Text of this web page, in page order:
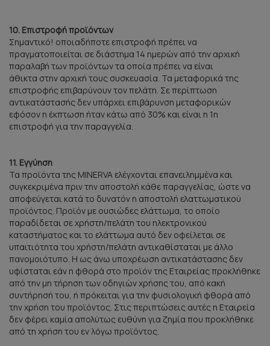
10. Επιστροφή προϊόντων
Σημαντικό! οποιαδήποτε επιστροφή πρέπει να
πραγματοποιείται σε διάστημα 14 ημερών από την αρχική
παραλαβή των προϊόντων τα οποία πρέπει να είναι
άθικτα στην αρχική τους συσκευασία. Τα μεταφορικά της
επιστροφής επιβαρύνουν τον πελάτη. Σε περίπτωση
αντικατάστασής δεν υπάρχει επιβάρυνση μεταφορικών
εφόσον η έκπτωση ήταν κάτω από 30% και είναι η 1η
επιστροφή για την παραγγελία.
11. Εγγύηση
Τα προϊόντα της MINERVA ελέγχονται επανειλημμένα και
συγκεκριμένα πριν την αποστολή κάθε παραγγελίας, ώστε να
αποφεύγεται κατά το δυνατόν η αποστολή ελαττωματικού
προϊόντος. Προϊόν με ουσιώδες ελάττωμα, το οποίο
παραδίδεται σε χρήστη/πελάτη του ηλεκτρονικού
καταστήματος και το ελάττωμα αυτό δεν οφείλεται σε
υπαιτιότητα του χρήστη/πελάτη αντικαθίσταται με άλλο
πανομοιότυπο. Η ως άνω υποχρέωση αντικατάστασης δεν
υφίσταται εάν η φθορά στο προϊόν της Εταιρείας προκλήθηκε
από την μη τήρηση των οδηγιών χρήσης του, από κακή
συντήρησή του, ή πρόκειται για την φυσιολογική φθορά από
την χρήση του προϊόντος. Στις περιπτώσεις αυτές η Εταιρεία
δεν φέρει καμία απολύτως ευθύνη για ζημία που προκλήθηκε
από τη χρήση του εν λόγω προϊόντος.